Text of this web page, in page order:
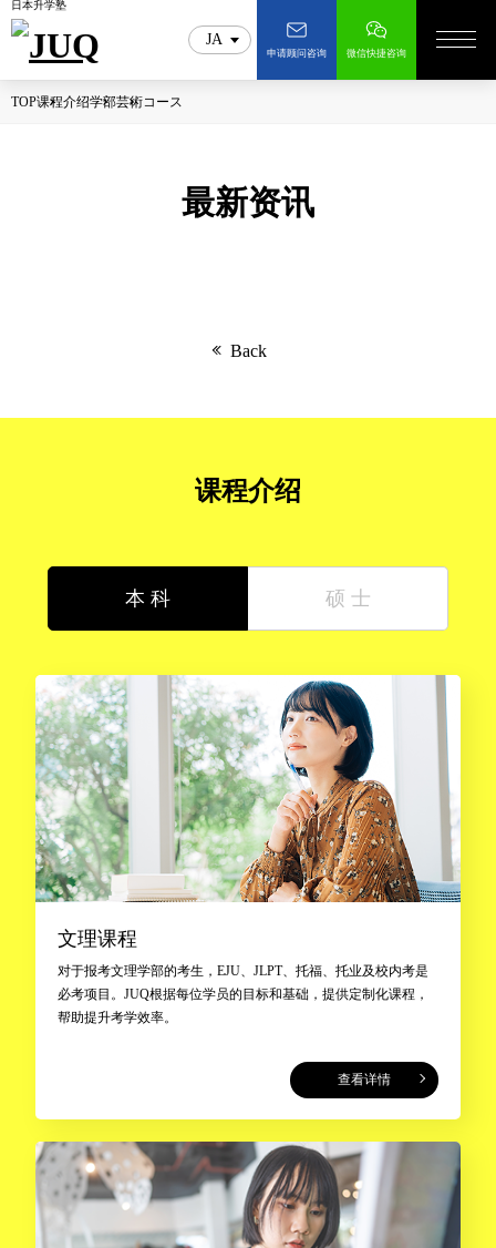
日本升学塾
JA
申请顾问咨询 微信快捷咨询
TOP课程介绍学部芸術コース
最新资讯
Back
课程介绍
本 科 硕 士
文理课程
对于报考文理学部的考生，EJU、JLPT、托福、托业及校内考是
必考项目。JUQ根据每位学员的目标和基础，提供定制化课程，
帮助提升考学效率。
查看详情